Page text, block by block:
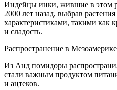
Индейцы инки, жившие в этом
2000 лет назад, выбрав
характеристиками, такими как
и сладость.
Распространение в Мезоамерик
Из Анд помидоры
стали важным продуктом
и ацтеков.